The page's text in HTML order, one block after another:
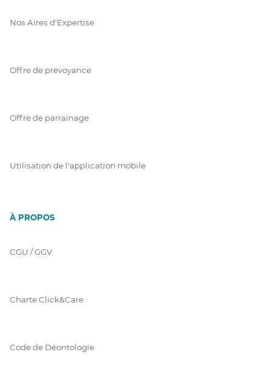
Nos Aires d'Expertise
Offre de prévoyance
Offre de parrainage
Utilisation de l'application mobile
À PROPOS
CGU / GGV
Charte Click&Care
Code de Déontologie